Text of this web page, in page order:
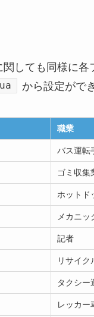
関しても同様に各
から設定がで
職業
バス運転
ゴミ収集
ホットド
メカニッ
記者
リサイク
タクシー
レッカー